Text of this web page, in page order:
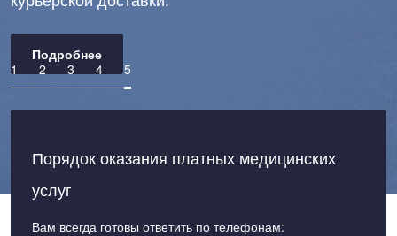
Подробнее
Порядок оказания платных медицинских
услуг
Вам всегда готовы ответить по телефонам: